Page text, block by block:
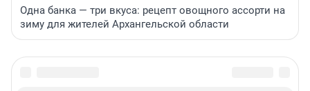
Одна банка — три вкуса: рецепт овощного ассорти на
зиму для жителей Архангельской области